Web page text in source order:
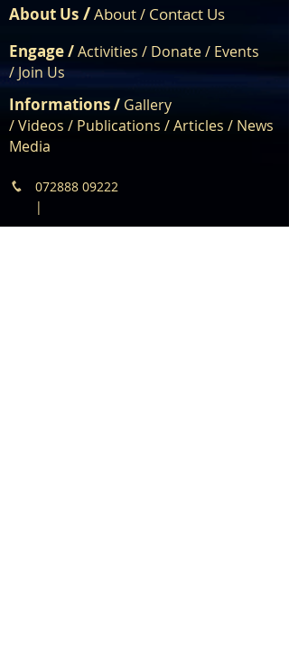
About Us /About/ Contact Us
Engage /Activities / Donate / Events
/ Join Us
Informations / Gallery
/Videos / Publications /Articles / News
Media
072888 09222
|